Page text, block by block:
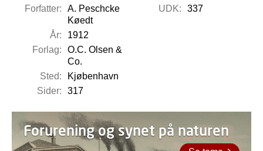
Forfatter:
A. Peschcke
Køedt
År:
1912
Forlag:
O.C. Olsen &
Co.
Sted:
Kjøbenhavn
Sider:
317
UDK: 337
Forurening og synet på naturen